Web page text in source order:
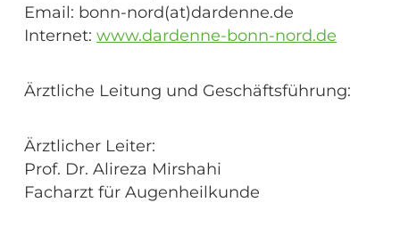
Email: bonn-nord(at)dardenne.de
Internet: www.dardenne-bonn-nord.de
Ärztliche Leitung und Geschäftsführung:
Ärztlicher Leiter:
Prof. Dr. Alireza Mirshahi
Facharzt für Augenheilkunde